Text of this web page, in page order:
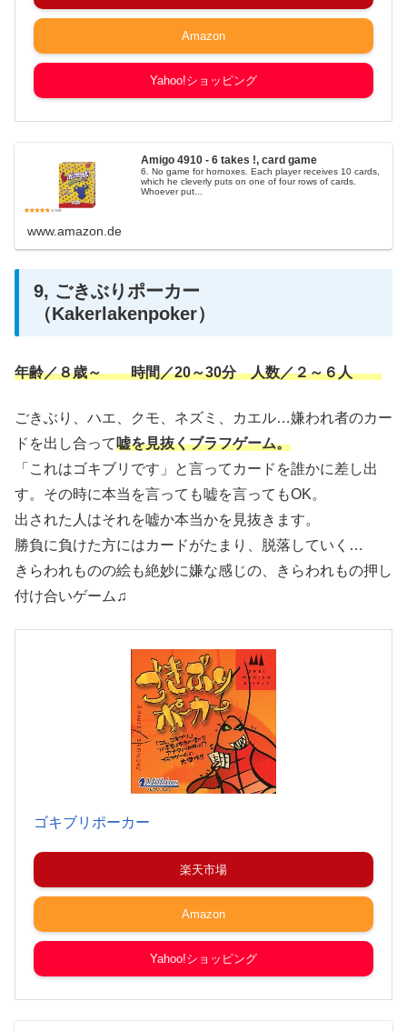
Amazon
Yahoo!ショッピング
Amigo 4910 - 6 takes !, card game
6. No game for hornoxes. Each player receives 10 cards,
which he cleverly puts on one of four rows of cards.
Whoever put...
www.amazon.de
9, ごきぶりポーカー
（Kakerlakenpoker）
年齢／８歳～ 時間／20～30分 人数／２～６人
ごきぶり、ハエ、クモ、ネズミ、カエル…嫌われ者のカー
ドを出し合って嘘を見抜くブラフゲーム。
「これはゴキブリです」と言ってカードを誰かに差し出
す。その時に本当を言っても嘘を言ってもOK。
出された人はそれを嘘か本当かを見抜きます。
勝負に負けた方にはカードがたまり、脱落していく…
きらわれものの絵も絶妙に嫌な感じの、きらわれもの押し
付け合いゲーム♫
ゴキブリポーカー
楽天市場
Amazon
Yahoo!ショッピング